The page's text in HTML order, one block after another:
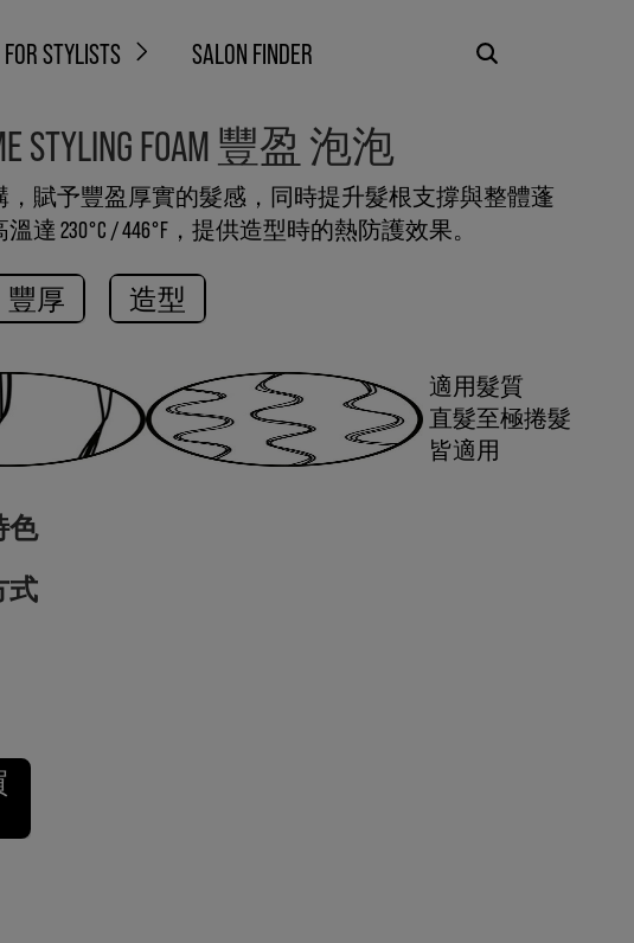
FOR STYLISTS SALON FINDER
STYLING FOAM 豐盈 泡泡
，賦予豐盈厚實的髮感，同時提升髮根支撐與整體蓬
達 230°C / 446°F，提供造型時的熱防護效果。
豐厚 造型
適用髮質
直髮至極捲髮
皆適用
色
式